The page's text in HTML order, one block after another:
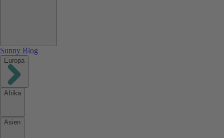
Sunny Blog
Europa
Afrika
Asien